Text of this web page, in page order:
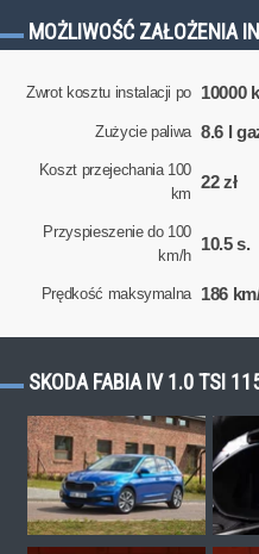
MOŻLIWOŚĆ ZAŁOŻENIA
Zwrot kosztu instalacji po 10000
Zużycie paliwa 8.6 l
Koszt przejechania 100
km
22 zł
Przyspieszenie do 100
km/h
10.5 s.
Prędkość maksymalna 186
SKODA FABIA IV 1.0 TSI